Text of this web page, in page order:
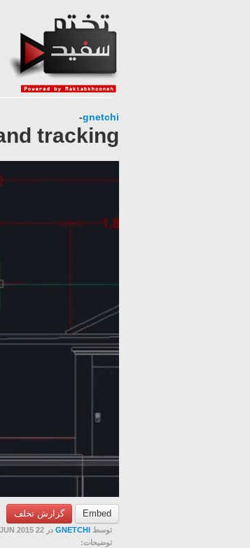
gnetchi
-
tracking
Embed گزارش تخلف
توسط GNETCHI در 22 JUN 2015
توضیحات: